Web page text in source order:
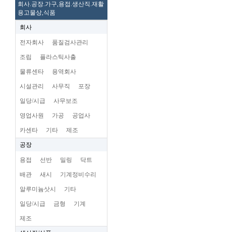
회사.공장.가구,용접.생산직.재활
용고물상,식품
회사
전자회사 품질검사관리
조립 플라스틱사출
물류센타 용역회사
시설관리 사무직 포장
일당/시급 사무보조
영업사원 가공 공업사
카센타 기타 제조
공장
용접 선반 밀링 닥트
배관 새시 기계정비수리
알루미늄삿시 기타
일당/시급 금형 기계
제조